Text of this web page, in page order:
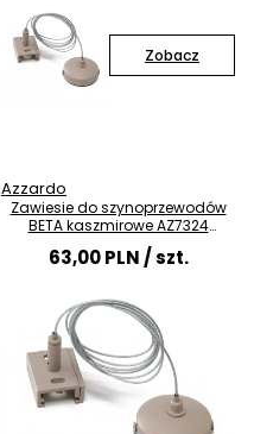
Zobacz
Azzardo
Zawiesie do szynoprzewodów
BETA kaszmirowe AZ7324
jednofazowe
63,00 PLN/ szt.